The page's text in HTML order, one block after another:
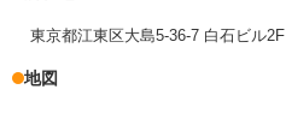
東京都江東区大島5-36-7 白石ビル2F
地図